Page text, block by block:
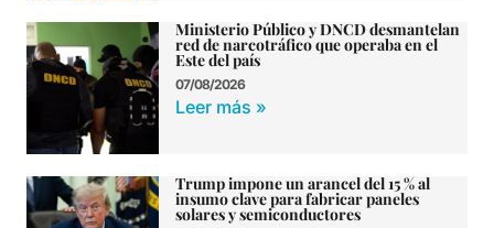
Ministerio Público y DNCD desmantelan
red de narcotráfico que operaba en el
Este del país
07/08/2026
Leer más »
Trump impone un arancel del 15 % al
insumo clave para fabricar paneles
solares y semiconductores